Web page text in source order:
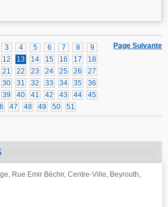
Page Suivante
3 4 5 6 7 8
9
12 13 14 15 16 17
18
21 22 23 24 25 26
27
30 31 32 33 34 35
36
39 40 41 42 43 44
45
47 48 49 50 51
Rue Emir Béchir, Centre-Ville, Beyrouth,